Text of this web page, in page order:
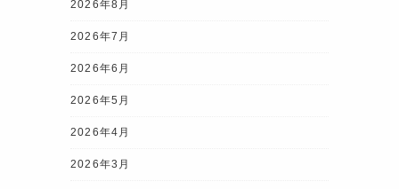
2026年8月
2026年7月
2026年6月
2026年5月
2026年4月
2026年3月